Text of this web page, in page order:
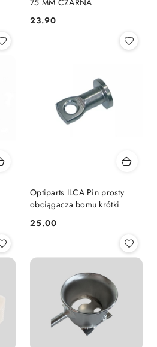
75 MM CZARNA
Cena:
23.90
Optiparts ILCA Pin prosty
obciągacza bomu krótki
Cena:
25.00